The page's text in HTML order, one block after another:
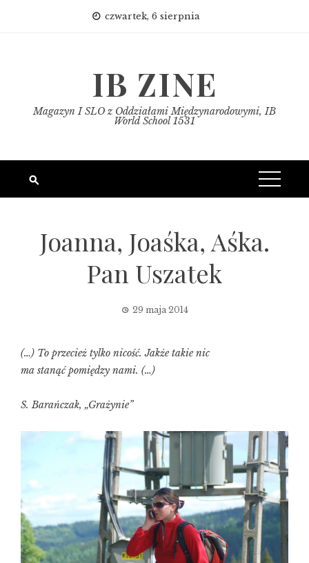
czwartek, 6 sierpnia
IB ZINE
Magazyn I SLO z Oddziałami Międzynarodowymi, IB
World School 1531
Joanna, Joaśka, Aśka.
Pan Uszatek
29 maja 2014
(…) To przecież tylko nicość. Jakże takie nic
ma stanąć pomiędzy nami. (…)
S. Barańczak, „Grażynie”